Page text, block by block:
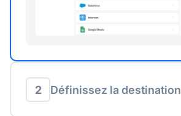
2 Définissez la destination